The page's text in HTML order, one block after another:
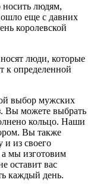
носить людям,
еще с давних
королевской
люди, которые
к определенной
выбор мужских
Вы можете выбрать
кольцо. Наши
Вы также
и из своего
мы изготовим
оставит вас
каждый день.